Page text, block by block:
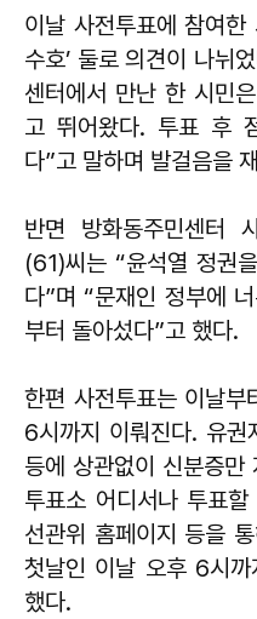
이날 사전투표에 참여한
수호’ 둘로 의견이 나뉘
센터에서 만난 한 시민
고 뛰어왔다. 투표 후
다”고 말하며 발걸음을
반면 방화동주민센터
(61)씨는 “윤석열 정권
다”며 “문재인 정부에
부터 돌아섰다”고 했다.
한편 사전투표는 이날
6시까지 이뤄진다. 유권
등에 상관없이 신분증
투표소 어디서나 투표
선관위 홈페이지 등을
첫날인 이날 오후 6시
했다.